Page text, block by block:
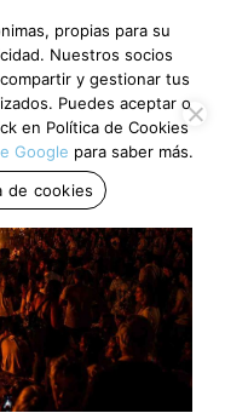
propias para su
Nuestros socios
y gestionar tus
Puedes aceptar o
en Política de Cookies
Google para saber más.
de cookies